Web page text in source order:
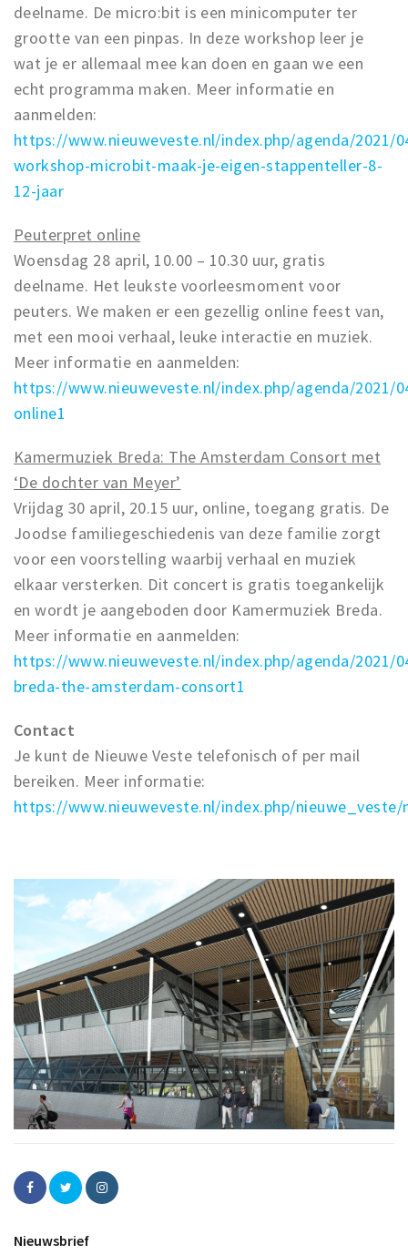
deelname. De micro:bit is een minicomputer ter
grootte van een pinpas. In deze workshop leer je
wat je er allemaal mee kan doen en gaan we een
echt programma maken. Meer informatie en
aanmelden:
https://www.nieuweveste.nl/index.php/agenda/2021/
workshop-microbit-maak-je-eigen-stappenteller-8-
12-jaar
Peuterpret online
Woensdag 28 april, 10.00 – 10.30 uur, gratis
deelname. Het leukste voorleesmoment voor
peuters. We maken er een gezellig online feest van,
met een mooi verhaal, leuke interactie en muziek.
Meer informatie en aanmelden:
https://www.nieuweveste.nl/index.php/agenda/2021/
online1
Kamermuziek Breda: The Amsterdam Consort met
‘De dochter van Meyer’
Vrijdag 30 april, 20.15 uur, online, toegang gratis. De
Joodse familiegeschiedenis van deze familie zorgt
voor een voorstelling waarbij verhaal en muziek
elkaar versterken. Dit concert is gratis toegankelijk
en wordt je aangeboden door Kamermuziek Breda.
Meer informatie en aanmelden:
https://www.nieuweveste.nl/index.php/agenda/2021/
breda-the-amsterdam-consort1
Contact
Je kunt de Nieuwe Veste telefonisch of per mail
bereiken. Meer informatie:
https://www.nieuweveste.nl/index.php/
Nieuwsbrief